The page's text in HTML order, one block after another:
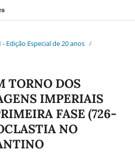
Edição Especial de 20 anos /
TORNO DOS
IMPERIAIS
FASE (726-
NO